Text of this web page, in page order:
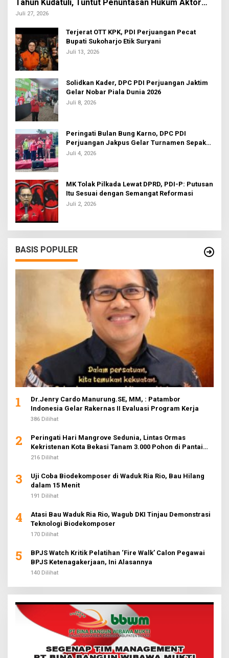
Tahun Kudatuli, Tuntut Penuntasan Hukum Aktor
Intelektual
Juli 27, 2026
Terjerat OTT KPK, PDI Perjuangan Pecat
Bupati Sukoharjo Etik Suryani
Juli 13, 2026
Solidkan Kader, DPC PDI Perjuangan Jaktim
Gelar Nobar Piala Dunia 2026
Juli 8, 2026
Peringati Bulan Bung Karno, DPC PDI
Perjuangan Jakpus Gelar Turnamen Sepak
Bola U-20
Juli 4, 2026
MK Tolak Pilkada Lewat DPRD, PDI-P: Putusan
Itu Sesuai dengan Semangat Reformasi
Juli 2, 2026
BASIS POPULER
1
Dr.Jenry Cardo Manurung.SE, MM, : Patambor
Indonesia Gelar Rakernas II Evaluasi Program Kerja
386 Dilihat
2
Peringati Hari Mangrove Sedunia, Lintas Ormas
Kekristenan Kota Bekasi Tanam 3.000 Pohon di Pantai
Sederhana
216 Dilihat
3
Uji Coba Biodekomposer di Waduk Ria Rio, Bau Hilang
dalam 15 Menit
191 Dilihat
4
Atasi Bau Waduk Ria Rio, Wagub DKI Tinjau Demonstrasi
Teknologi Biodekomposer
170 Dilihat
5
BPJS Watch Kritik Pelatihan ‘Fire Walk’ Calon Pegawai
BPJS Ketenagakerjaan, Ini Alasannya
140 Dilihat